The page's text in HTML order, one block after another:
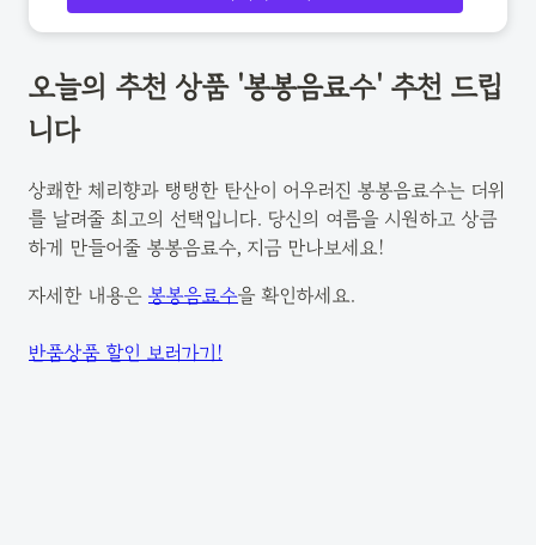
오늘의 추천 상품 '봉봉음료수' 추천 드립
니다
상쾌한 체리향과 탱탱한 탄산이 어우러진 봉봉음료수는 더위
를 날려줄 최고의 선택입니다. 당신의 여름을 시원하고 상큼
하게 만들어줄 봉봉음료수, 지금 만나보세요!
자세한 내용은 봉봉음료수을 확인하세요.
반품상품 할인 보러가기!